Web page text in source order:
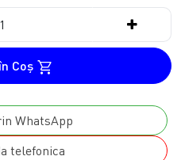
Coş
WhatsApp
telefonica